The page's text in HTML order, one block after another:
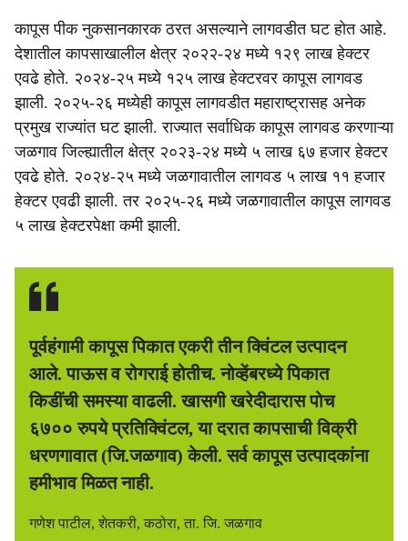
कापूस पीक नुकसानकारक ठरत असल्याने लागवडीत घट होत आहे.
देशातील कापसाखालील क्षेत्र २०२२-२४ मध्ये १२९ लाख हेक्टर
एवढे होते. २०२४-२५ मध्ये १२५ लाख हेक्टरवर कापूस लागवड
झाली. २०२५-२६ मध्येही कापूस लागवडीत महाराष्ट्रासह अनेक
प्रमुख राज्यांत घट झाली. राज्यात सर्वाधिक कापूस लागवड करणाऱ्या
जळगाव जिल्ह्यातील क्षेत्र २०२३-२४ मध्ये ५ लाख ६७ हजार हेक्टर
एवढे होते. २०२४-२५ मध्ये जळगावातील लागवड ५ लाख ११ हजार
हेक्टर एवढी झाली. तर २०२५-२६ मध्ये जळगावातील कापूस लागवड
५ लाख हेक्टरपेक्षा कमी झाली.
पूर्वहंगामी कापूस पिकात एकरी तीन क्विंटल उत्पादन
आले. पाऊस व रोगराई होतीच. नोव्हेंबरध्ये पिकात
किडींची समस्या वाढली. खासगी खरेदीदारास पोच
६७०० रुपये प्रतिक्विंटल, या दरात कापसाची विक्री
धरणगावात (जि.जळगाव) केली. सर्व कापूस उत्पादकांना
हमीभाव मिळत नाही.
गणेश पाटील, शेतकरी, कठोरा, ता. जि. जळगाव